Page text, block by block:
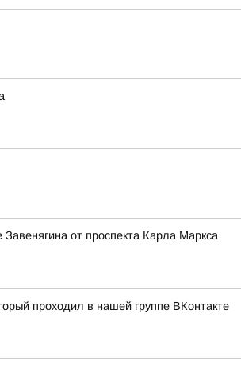
от проспекта Карла Маркса
проходил в нашей группе ВКонтакте